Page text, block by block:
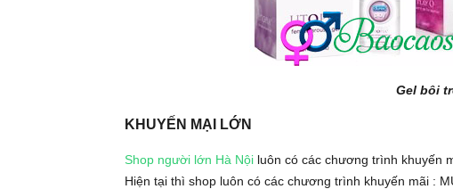
Gel bôi
KHUYẾN MẠI LỚN
Shop người lớn Hà Nội luôn có các chương trình khuyến
Hiện tại thì shop luôn có các chương trình khuyến mãi :